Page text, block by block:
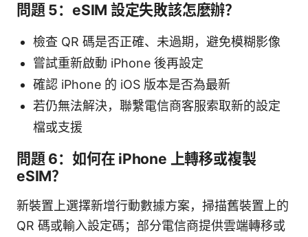
問題 5：eSIM 設定失敗該怎麼辦？
檢查 QR 碼是否正確、未過期，避免模糊影像
嘗試重新啟動 iPhone 後再設定
確認 iPhone 的 iOS 版本是否為最新
若仍無法解決，聯繫電信商客服索取新的設定
檔或支援
問題 6：如何在 iPhone 上轉移或複製
eSIM？
新裝置上選擇新增行動數據方案，掃描舊裝置上的
QR 碼或輸入設定碼；部分電信商提供雲端轉移或